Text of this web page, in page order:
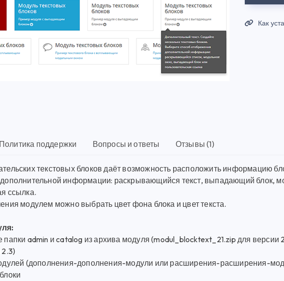
Как
Политика поддержки Вопросы и ответы Отзывы (1)
текстовых блоков даёт возможность расположить информацию
информации: раскрывающийся текст, выпадающий блок,
ссылка.
модулем можно выбрать цвет фона блока и цвет текста.
папки admin и catalog из архива модуля (modul_blocktext_21.zip для версии
(дополнения-дополнения-модули или расширения-расширения-